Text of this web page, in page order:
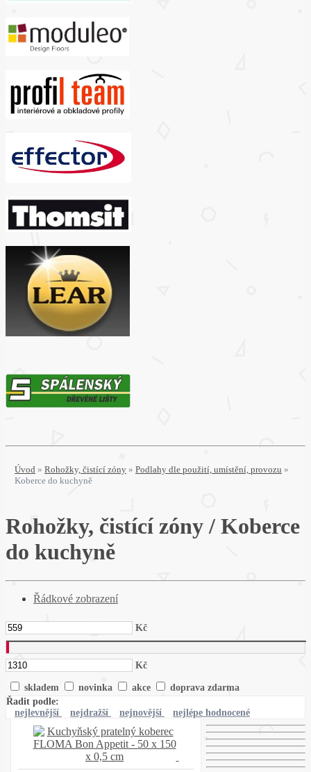
Úvod » Rohožky, čistící zóny » Podlahy dle použití, umístění, provozu »
Koberce do kuchyně
Rohožky, čistící zóny / Koberce
do kuchyně
Řádkové zobrazení
Kč
Kč
skladem novinka akce
doprava zdarma
Řadit podle:
nejlevnější
nejdražší nejnovější nejlépe hodnocené